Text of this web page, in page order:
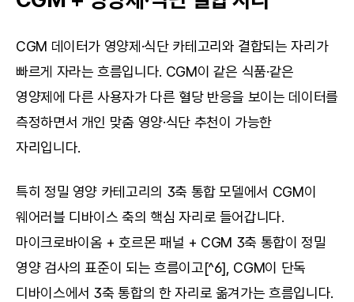
CGM 데이터가 영양제·식단 카테고리와 결합되는 자리가
빠르게 자라는 흐름입니다. CGM이 같은 식품·같은
영양제에 다른 사용자가 다른 혈당 반응을 보이는 데이터를
측정하면서 개인 맞춤 영양·식단 추천이 가능한
자리입니다.
특히 정밀 영양 카테고리의 3축 통합 모델에서 CGM이
웨어러블 디바이스 축의 핵심 자리로 들어갑니다.
마이크로바이옴 + 호르몬 패널 + CGM 3축 통합이 정밀
영양 검사의 표준이 되는 흐름이고[^6], CGM이 단독
디바이스에서 3축 통합의 한 자리로 옮겨가는 흐름입니다.